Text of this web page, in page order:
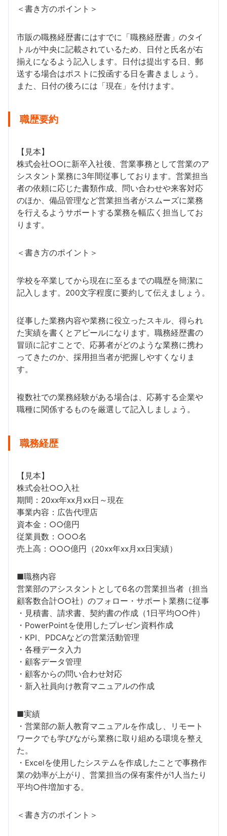
＜書き方のポイント＞
市販の職務経歴書にはすでに「職務経歴書」のタイ
トルが中央に記載されているため、日付と氏名が右
揃えになるよう記入します。日付は提出する日、郵
送する場合はポストに投函する日を書きましょう。
また、日付の後ろには「現在」を付けます。
職歴要約
【見本】
株式会社○○に新卒入社後、営業事務として営業のア
シスタント業務に3年間従事しております。営業担当
者の依頼に応じた書類作成、問い合わせや来客対応
のほか、備品管理など営業担当者がスムーズに業務
を行えるようサポートする業務を幅広く担当してお
ります。
＜書き方のポイント＞
学校を卒業してから現在に至るまでの職歴を簡潔に
記入します。200文字程度に要約して伝えましょう。
従事した業務内容や業務に役立ったスキル、得られ
た実績を書くとアピールになります。職務経歴書の
冒頭に記すことで、応募者がどのような業務に携わ
ってきたのか、採用担当者が把握しやすくなりま
す。
複数社での業務経験がある場合は、応募する企業や
職種に関係するものを厳選して記入しましょう。
職務経歴
【見本】
株式会社○○入社
期間：20xx年xx月xx日～現在
事業内容：広告代理店
資本金：○○億円
従業員数：○○○名
売上高：○○○億円（20xx年xx月xx日実績）
■職務内容
営業部のアシスタントとして6名の営業担当者（担当
顧客数合計○○社）のフォロー・サポート業務に従事
・見積書、請求書、契約書の作成（1日平均○○件）
・PowerPointを使用したプレゼン資料作成
・KPI、PDCAなどの営業活動管理
・各種データ入力
・顧客データ管理
・顧客からの問い合わせ対応
・新入社員向け教育マニュアルの作成
■実績
・営業部の新人教育マニュアルを作成し、リモート
ワークでも学びながら業務に取り組める環境を整え
た。
・Excelを使用したシステムを作成したことで事務作
業の効率が上がり、営業担当の保有案件が1人当たり
平均○件増加する。
＜書き方のポイント＞